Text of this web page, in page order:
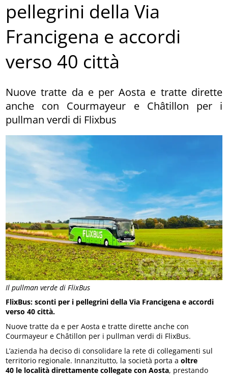
Il pullman verde di FlixBus
pellegrini della Via
Francigena e accordi
verso 40 città
Nuove tratte da e per Aosta e tratte dirette
anche con Courmayeur e Châtillon per i
pullman verdi di Flixbus
FlixBus: sconti per i pellegrini della Via Francigena e accordi
verso 40 città.
Nuove tratte da e per Aosta e tratte dirette anche con
Courmayeur e Châtillon per i pullman verdi di FlixBus.
L’azienda ha deciso di consolidare la rete di collegamenti sul
territorio regionale. Innanzitutto, la società porta aoltre
40 le località direttamente collegate con Aosta, prestando